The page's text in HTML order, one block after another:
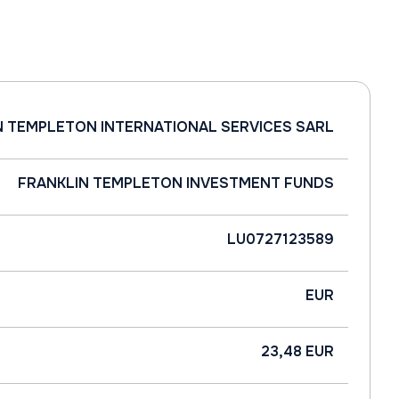
TEMPLETON INTERNATIONAL SERVICES SARL
FRANKLIN TEMPLETON INVESTMENT FUNDS
LU0727123589
EUR
23,48 EUR